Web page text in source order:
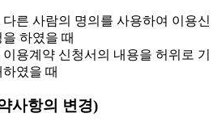
다른 사람의 명의를 사용하여 이용신
을 하였을 때
이용계약 신청서의 내용을 허위로 기
하였을 때
사항의 변경)